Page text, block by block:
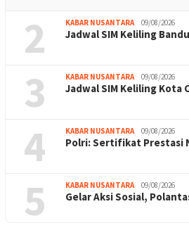
2 KABAR NUSANTARA 09/08/2026
Jadwal SIM Keliling
3 KABAR NUSANTARA 09/08/2026
Jadwal SIM Keliling Kota
4 KABAR NUSANTARA 09/08/2026
Polri: Sertifikat Prestasi
5 KABAR NUSANTARA 09/08/2026
Gelar Aksi Sosial,